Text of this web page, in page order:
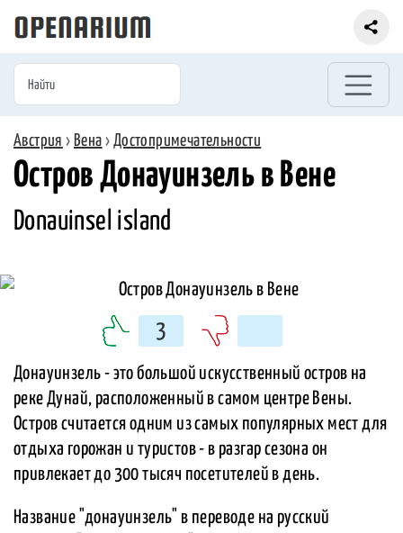
Австрия › Вена › Достопримечательности
Остров Донауинзель в Вене
Donauinsel island
3
Донауинзель - это большой искусственный остров на
реке Дунай, расположенный в самом центре Вены.
Остров считается одним из самых популярных мест для
отдыха горожан и туристов - в разгар сезона он
привлекает до 300 тысяч посетителей в день.
Название "донауинзель" в переводе на русский